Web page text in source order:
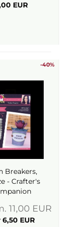
- Crafter's
EUR
-40%
Breakers,
- Crafter's
11,00 EUR
6,50 EUR